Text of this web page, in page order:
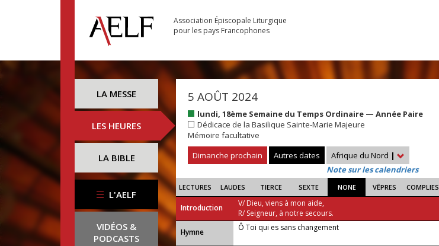
Association Épiscopale Liturgique
pour les pays Francophones
LA MESSE
LES HEURES
LA BIBLE
L'AELF
VIDÉOS &
PODCASTS
5 AOÛT 2024
lundi, 18ème Semaine du Temps Ordinaire — Année Paire
Dédicace de la Basilique Sainte-Marie Majeure
Mémoire facultative
Dimanche prochain
Autres dates Afrique du Nord |
Note sur les calendriers
LECTURES LAUDES TIERCE SEXTE NONE VÊPRES COMPLIES
Introduction
V/ Dieu, viens à mon aide,
R/ Seigneur, à notre secours.
...
Hymne Ô Toi qui es sans changement